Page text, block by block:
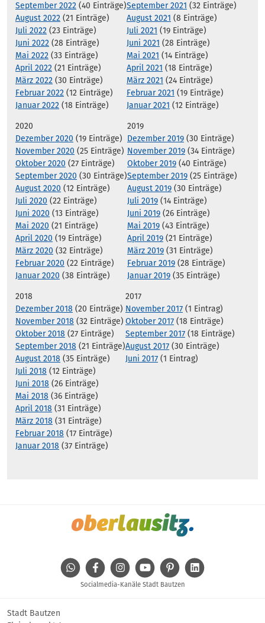
September 2022 (40 Einträge)
August 2022 (21 Einträge)
Juli 2022 (23 Einträge)
Juni 2022 (28 Einträge)
Mai 2022 (33 Einträge)
April 2022 (21 Einträge)
März 2022 (30 Einträge)
Februar 2022 (12 Einträge)
Januar 2022 (18 Einträge)
September 2021 (32 Einträge)
August 2021 (8 Einträge)
Juli 2021 (19 Einträge)
Juni 2021 (28 Einträge)
Mai 2021 (14 Einträge)
April 2021 (18 Einträge)
März 2021 (24 Einträge)
Februar 2021 (19 Einträge)
Januar 2021 (12 Einträge)
2020
Dezember 2020 (19 Einträge)
November 2020 (25 Einträge)
Oktober 2020 (27 Einträge)
September 2020 (30 Einträge)
August 2020 (12 Einträge)
Juli 2020 (22 Einträge)
Juni 2020 (13 Einträge)
Mai 2020 (21 Einträge)
April 2020 (19 Einträge)
März 2020 (32 Einträge)
Februar 2020 (22 Einträge)
Januar 2020 (38 Einträge)
2019
Dezember 2019 (30 Einträge)
November 2019 (34 Einträge)
Oktober 2019 (40 Einträge)
September 2019 (25 Einträge)
August 2019 (30 Einträge)
Juli 2019 (14 Einträge)
Juni 2019 (26 Einträge)
Mai 2019 (43 Einträge)
April 2019 (21 Einträge)
März 2019 (31 Einträge)
Februar 2019 (28 Einträge)
Januar 2019 (35 Einträge)
2018
Dezember 2018 (20 Einträge)
November 2018 (32 Einträge)
Oktober 2018 (27 Einträge)
September 2018 (21 Einträge)
August 2018 (35 Einträge)
Juli 2018 (12 Einträge)
Juni 2018 (26 Einträge)
Mai 2018 (36 Einträge)
April 2018 (31 Einträge)
März 2018 (31 Einträge)
Februar 2018 (17 Einträge)
Januar 2018 (37 Einträge)
2017
November 2017 (1 Eintrag)
Oktober 2017 (18 Einträge)
September 2017 (18 Einträge)
August 2017 (30 Einträge)
Juni 2017 (1 Eintrag)
WhatsAppFacebookInstagramYoutube Pinterest
Socialmedia-Kanäle Stadt Bautzen
Stadt Bautzen